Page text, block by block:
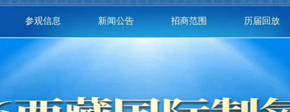
参观信息 新闻公告 招商范围 历届回放